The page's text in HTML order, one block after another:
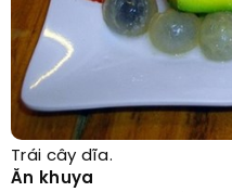
Trái cây dĩa.
Ăn khuya